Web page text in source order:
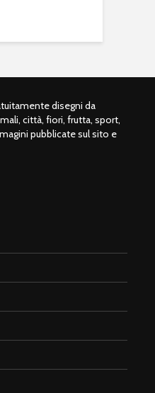
disegni da
città, fiori, frutta, sport,
pubblicate sul sito e